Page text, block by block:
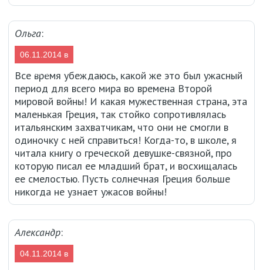
Ольга:
06.11.2014 в
07:57
Все время убеждаюсь, какой же это был ужасный
период для всего мира во времена Второй
мировой войны! И какая мужественная страна, эта
маленькая Греция, так стойко сопротивлялась
итальянским захватчикам, что они не смогли в
одиночку с ней справиться! Когда-то, в школе, я
читала книгу о греческой девушке-связной, про
которую писал ее младший брат, и восхищалась
ее смелостью. Пусть солнечная Греция больше
никогда не узнает ужасов войны!
Александр:
04.11.2014 в